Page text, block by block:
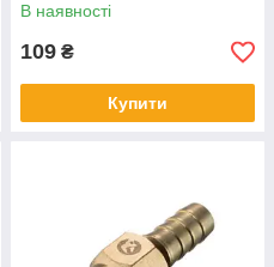
В наявності
109 ₴
Купити